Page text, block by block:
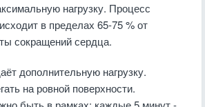
нагрузку. Процесс
в пределах 65-75 % от
сокращений сердца.
дополнительную нагрузку.
на ровной поверхности.